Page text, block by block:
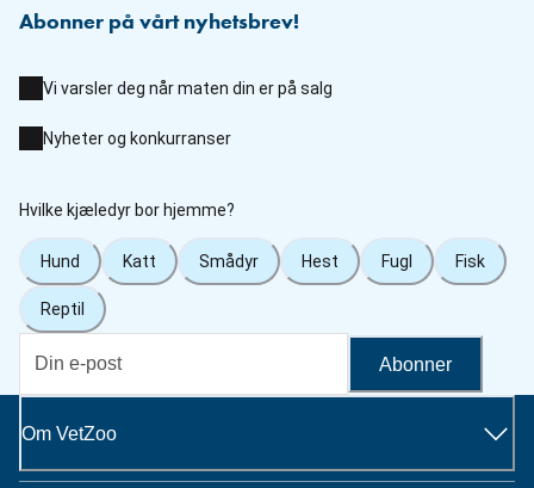
Abonner på vårt nyhetsbrev!
Vi varsler deg når maten din er på salg
Nyheter og konkurranser
Hvilke kjæledyr bor hjemme?
Hund Katt Smådyr Hest Fugl Fisk
Reptil
Abonner
Om VetZoo